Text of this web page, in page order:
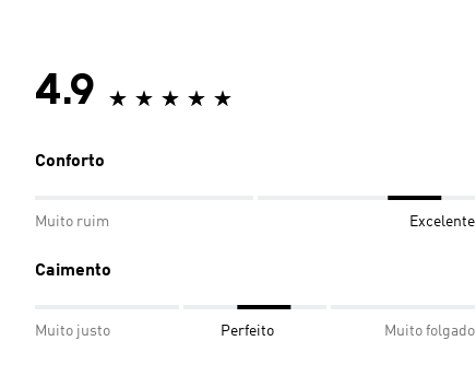
4.9
Conforto
Muito ruim Excelente
Caimento
Muito justo Perfeito Muito folgado